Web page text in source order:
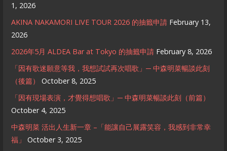
1, 2026
AKINA NAKAMORI LIVE TOUR 2026 的抽籤申請 February 13,
2026
2026年5月 ALDEA Bar at Tokyo 的抽籤申請 February 8, 2026
「因有歌迷願意等我，我想試試再次唱歌」─ 中森明菜暢談此刻
（後篇）
October 8, 2025
「因有現場表演，才覺得想唱歌」─ 中森明菜暢談此刻（前篇）
October 4, 2025
中森明菜 活出人生新一章 –「能讓自己展露笑容，我感到非常幸
福」
October 3, 2025